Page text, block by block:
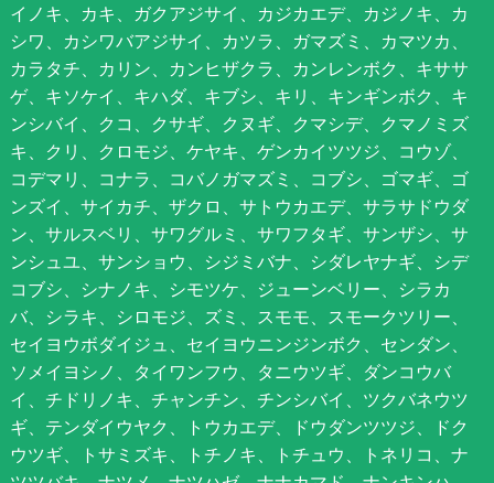
イノキ、カキ、ガクアジサイ、カジカエデ、カジノキ、カ
シワ、カシワバアジサイ、カツラ、ガマズミ、カマツカ、
カラタチ、カリン、カンヒザクラ、カンレンボク、キササ
ゲ、キソケイ、キハダ、キブシ、キリ、キンギンボク、キ
ンシバイ、クコ、クサギ、クヌギ、クマシデ、クマノミズ
キ、クリ、クロモジ、ケヤキ、ゲンカイツツジ、コウゾ、
コデマリ、コナラ、コバノガマズミ、コブシ、ゴマギ、ゴ
ンズイ、サイカチ、ザクロ、サトウカエデ、サラサドウダ
ン、サルスベリ、サワグルミ、サワフタギ、サンザシ、サ
ンシュユ、サンショウ、シジミバナ、シダレヤナギ、シデ
コブシ、シナノキ、シモツケ、ジューンベリー、シラカ
バ、シラキ、シロモジ、ズミ、スモモ、スモークツリー、
セイヨウボダイジュ、セイヨウニンジンボク、センダン、
ソメイヨシノ、タイワンフウ、タニウツギ、ダンコウバ
イ、チドリノキ、チャンチン、チンシバイ、ツクバネウツ
ギ、テンダイウヤク、トウカエデ、ドウダンツツジ、ドク
ウツギ、トサミズキ、トチノキ、トチュウ、トネリコ、ナ